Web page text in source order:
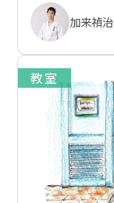
加来禎治
教室